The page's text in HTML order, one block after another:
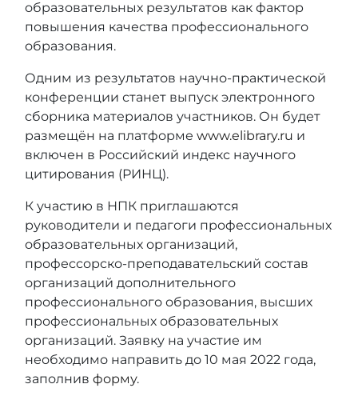
образовательных результатов как фактор
повышения качества профессионального
образования.
Одним из результатов научно-практической
конференции станет выпуск электронного
сборника материалов участников. Он будет
размещён на платформе www.elibrary.ru и
включен в Российский индекс научного
цитирования (РИНЦ).
К участию в НПК приглашаются
руководители и педагоги профессиональных
образовательных организаций,
профессорско-преподавательский состав
организаций дополнительного
профессионального образования, высших
профессиональных образовательных
организаций. Заявку на участие им
необходимо направить до 10 мая 2022 года,
заполнив форму.